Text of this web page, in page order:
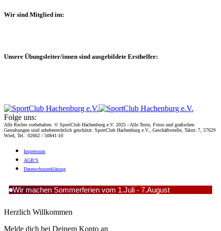
Wir sind Mitglied im:
Unsere Übungsleiter/innen sind ausgebildete Ersthelfer:
Folge uns:
Alle Rechte vorbehalten. © SportClub Hachenburg e.V. 2025 - Alle Texte, Fotos und grafischen
Gestaltungen sind urheberrechtlich geschützt. SportClub Hachenburg e.V., Geschäftsstelle, Talstr. 7, 57629
Wied, Tel.: 02662 / 50841-10
Impres­sum
AGB‘S
Daten­schutz­er­klä­rung
Wir machen Sommerferien vom 1.Juli - 7.August
Herzlich Willkommen
Melde dich bei Deinem Konto an